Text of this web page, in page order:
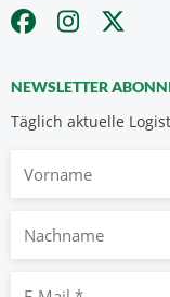
NEWSLETTER
Täglich aktuelle
Vorname
Nachname